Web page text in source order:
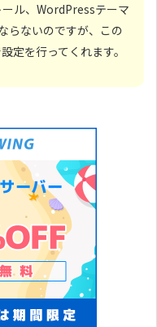
ル、WordPressテーマ
らないのですが、この
定を行ってくれます。